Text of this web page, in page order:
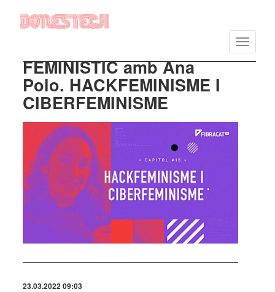
Vés
Toggle
FEMINISTIC amb Ana
Polo. HACKFEMINISME I
CIBERFEMINISME
23.03.2022 09:03